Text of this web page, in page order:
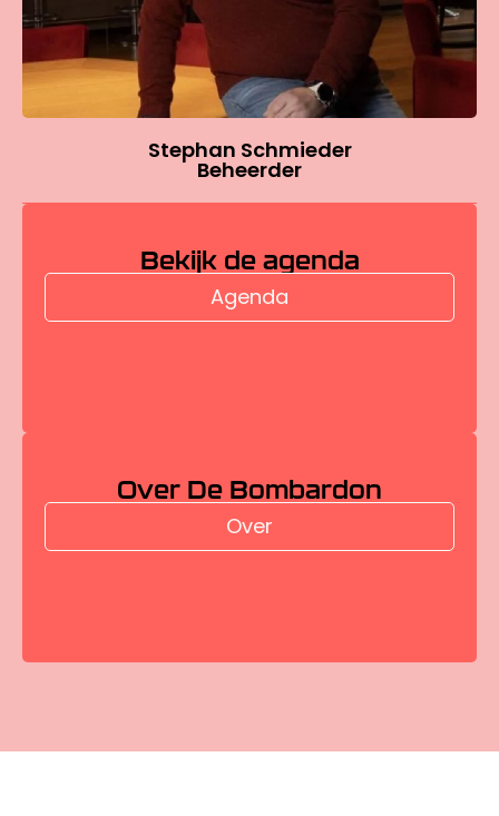
Stephan Schmieder
Beheerder
Bekijk de agenda
Agenda
Over De Bombardon
Over